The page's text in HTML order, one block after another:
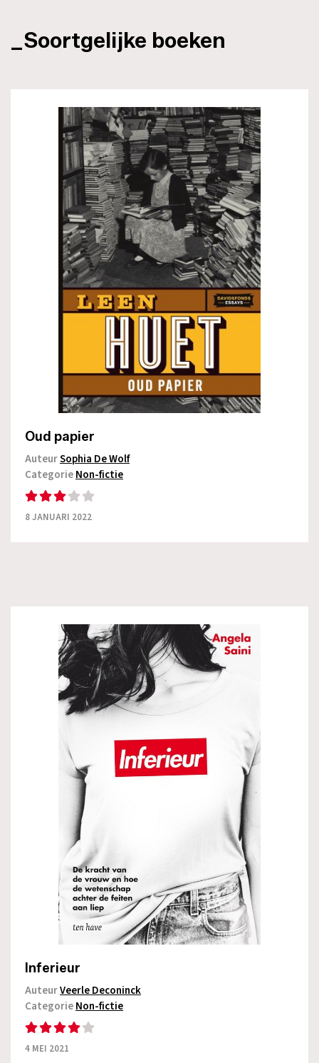
_Soortgelijke boeken
Oud papier
AuteurSophia De Wolf
CategorieNon-fictie
8 JANUARI 2022
Inferieur
AuteurVeerle Deconinck
CategorieNon-fictie
4 MEI 2021